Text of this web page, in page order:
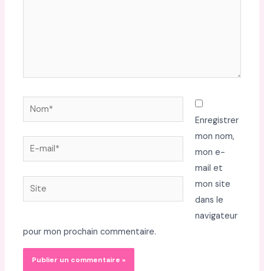
Nom*
E-
mail*
Site
Enregistrer
mon nom,
mon e-
mail et
mon site
dans le
navigateur
pour mon prochain commentaire.